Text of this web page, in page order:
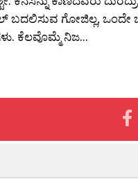
ಬದಲಿಸುವ ಗೋಜಿಲ್ಲ, ಒಂದೇ
ಕೆಲವೊಮ್ಮೆ ನಿಜ...